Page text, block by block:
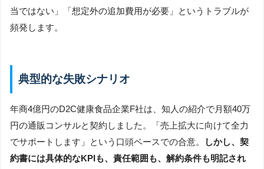
当ではない」「想定外の追加費用が必要」というトラブルが
頻発します。
典型的な失敗シナリオ
年商4億円のD2C健康食品企業F社は、知人の紹介で月額40万
円の通販コンサルと契約しました。「売上拡大に向けて全力
でサポートします」という口頭ベースでの合意。
しかし、契
約書には具体的なKPIも、責任範囲も、解約条件も明記され